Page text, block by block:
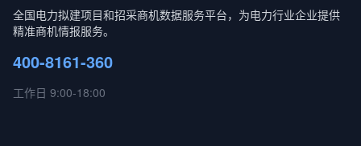
全国电力拟建项目和招采商机数据服务平台，为电力行业企业提供
精准商机情报服务。
400-8161-360
工作日 9:00-18:00